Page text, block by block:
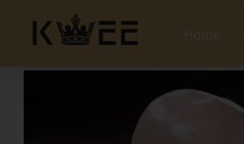
content
Home